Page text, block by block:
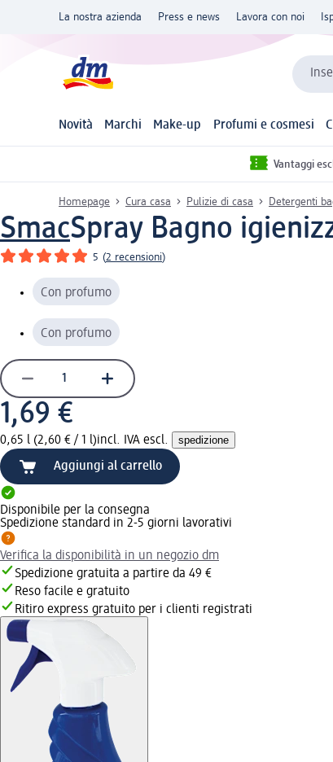
La nostra azienda Press e news Lavora con noi
Novità Marchi Make-up Profumi e cosmesi
Vantaggi
Homepage Cura casa Pulizie di casa Detergenti
SmacSpray Bagno
5 (2 recensioni)
Con profumo
Con profumo
1,69 €
0,65 l (2,60 € / 1 l)incl. IVA escl. spedizione
Aggiungi al carrello
Disponibile per la consegna
Spedizione standard in 2-5 giorni lavorativi
Verifica la disponibilità in un negozio dm
Spedizione gratuita a partire da 49 €
Reso facile e gratuito
Ritiro express gratuito per i clienti registrati